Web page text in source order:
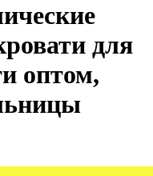
для
оптом,